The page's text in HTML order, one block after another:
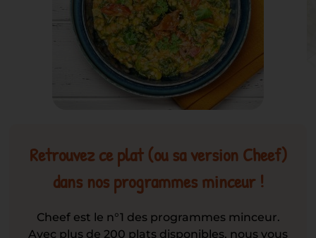
Retrouvez ce plat (ou sa version Cheef)
dans nos programmes minceur !
Cheef est le n°1 des programmes minceur.
Avec plus de 200 plats disponibles, nous vous